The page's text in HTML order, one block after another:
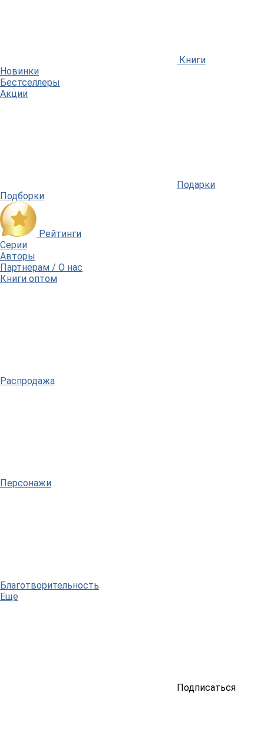
Книги
Новинки
Бестселлеры
Акции
Подарки
Подборки
Рейтинги
Серии
Авторы
Партнерам / О нас
Книги оптом
Распродажа
Персонажи
Благотворительность
Еще
Подписаться